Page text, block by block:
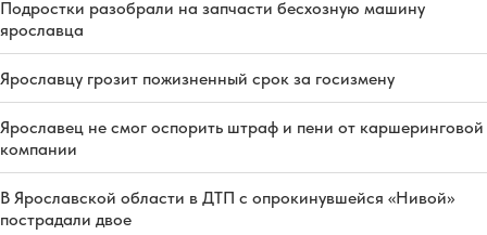
Подростки разобрали на запчасти бесхозную машину
ярославца
Ярославцу грозит пожизненный срок за госизмену
Ярославец не смог оспорить штраф и пени от каршеринговой
компании
В Ярославской области в ДТП с опрокинувшейся «Нивой»
пострадали двое